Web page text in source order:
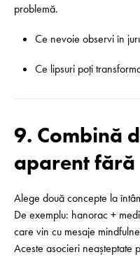
problemă.
Ce nevoie observi în
Ce lipsuri poți
9. Combină
aparent
Alege două concepte la
De exemplu: hanorac +
care vin cu mesaje
Aceste asocieri neașteptate